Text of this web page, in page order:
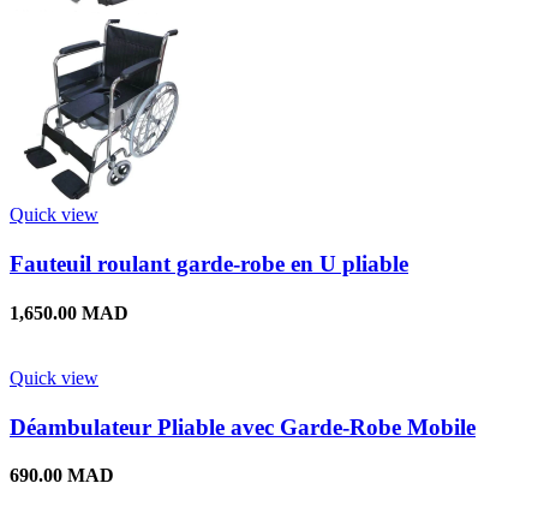
Quick view
Fauteuil roulant garde-robe en U pliable
1,650.00 MAD
Quick view
Déambulateur Pliable avec Garde-Robe Mobile
690.00 MAD